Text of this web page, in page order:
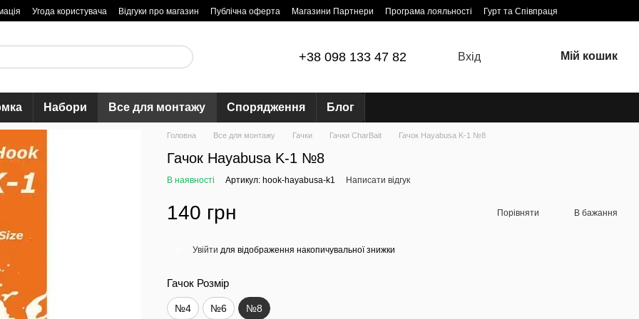
Угода користувача Відгуки про магазин Публічна оферта Магазини Партнери Програма лояльності Гурт та Співпраця
+38 098 133 47 82 Вхід Мій кошик
Набори Все для монтажу Спорядження Блог
Головна Все для монтажу Гачки Гачки CharBait Гачок Hayabusa K-1 №8
Гачок Hayabusa K-1 №8
В наявності Артикул: hook-hayabusa-k1 Написати відгук
140 грн Порівняти В бажання
Увійти для відображення накопичувальної знижки
Гачок Розмір
№4 №6 №8